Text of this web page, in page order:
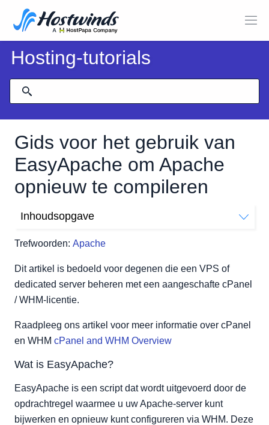
Hosting-tutorials
Gids voor het gebruik van
EasyApache om Apache
opnieuw te compileren
Trefwoorden: Apache
Inhoudsopgave
Hoe gebruik ik EasyApache om Apache opnieuw te
Dit artikel is bedoeld voor degenen die een VPS of
dedicated server beheren met een aangeschafte cPanel
/ WHM-licentie.
Raadpleeg ons artikel voor meer informatie over cPanel
en WHM cPanel and WHM Overview
Wat is EasyApache?
EasyApache is een script dat wordt uitgevoerd door de
opdrachtregel waarmee u uw Apache-server kunt
bijwerken en opnieuw kunt configureren via WHM. Deze